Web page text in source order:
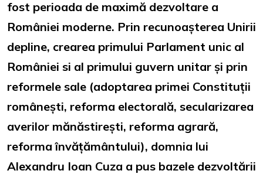
fost perioada de maximă dezvoltare a
României moderne. Prin recunoașterea Unirii
depline, crearea primului Parlament unic al
României si al primului guvern unitar și prin
reformele sale (adoptarea primei Constituții
românești, reforma electorală, secularizarea
averilor mănăstirești, reforma agrară,
reforma învățământului), domnia lui
Alexandru Ioan Cuza a pus bazele dezvoltării